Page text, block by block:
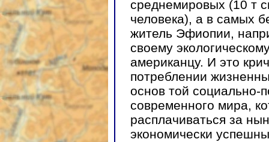
среднемировых (10 т
человека), а в самых
житель Эфиопии,
своему
американцу. И это
потреблении
основ той социально-
современного мира,
расплачиваться за
экономически